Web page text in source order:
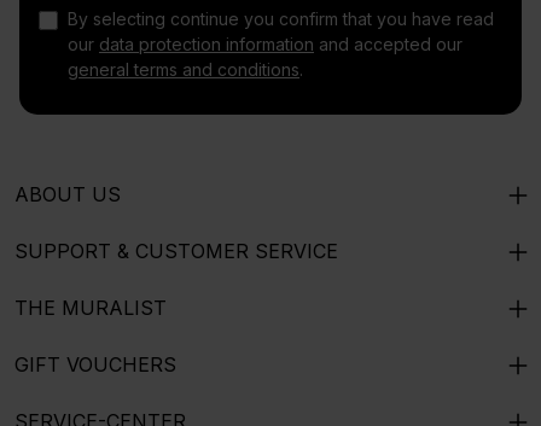
By selecting continue you confirm that you have read
our data protection information and accepted our
general terms and conditions.
ABOUT US
SUPPORT & CUSTOMER SERVICE
THE MURALIST
GIFT VOUCHERS
SERVICE-CENTER